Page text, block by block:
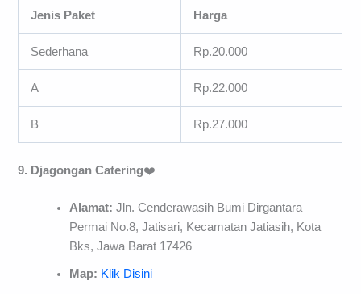
Jenis Paket Harga
Sederhana Rp.20.000
A Rp.22.000
B Rp.27.000
9. Djagongan Catering❤️
Alamat: Jln. Cenderawasih Bumi Dirgantara
Permai No.8, Jatisari, Kecamatan Jatiasih, Kota
Bks, Jawa Barat 17426
Map: Klik Disini